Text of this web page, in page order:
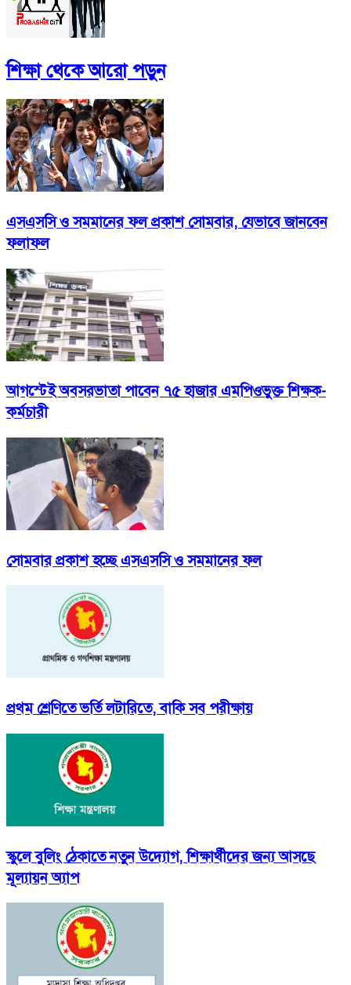
শিক্ষাথেকে আরো পড়ুন
এসএসসি ও সমমানের ফল প্রকাশ সোমবার, যেভাবে জানবেন
ফলাফল
আগস্টেই অবসরভাতা পাবেন ৭৫ হাজার এমপিওভুক্ত শিক্ষক-
কর্মচারী
সোমবার প্রকাশ হচ্ছে এসএসসি ও সমমানের ফল
প্রথম শ্রেণিতে ভর্তি লটারিতে, বাকি সব পরীক্ষায়
স্কুলে বুলিং ঠেকাতে নতুন উদ্যোগ, শিক্ষার্থীদের জন্য আসছে
মূল্যায়ন অ্যাপ